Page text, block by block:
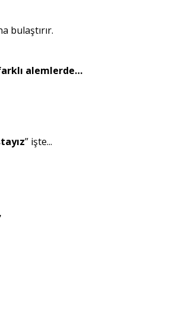
alemlerde…
” işte...